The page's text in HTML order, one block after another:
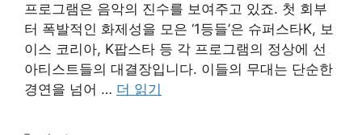
프로그램은 음악의 진수를 보여주고 있죠. 첫 회부
터 폭발적인 화제성을 모은 ‘1등들’은 슈퍼스타K, 보
이스 코리아, K팝스타 등 각 프로그램의 정상에 선
아티스트들의 대결장입니다. 이들의 무대는 단순한
경연을 넘어 … 더 읽기